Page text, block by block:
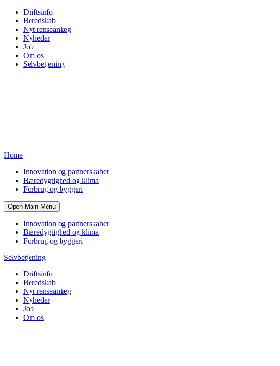
Driftsinfo
Beredskab
Nyt renseanlæg
Nyheder
Job
Om os
Selvbetjening
Home
Innovation og partnerskaber
Bæredygtighed og klima
Forbrug og byggeri
Open Main Menu
Innovation og partnerskaber
Bæredygtighed og klima
Forbrug og byggeri
Selvbetjening
Driftsinfo
Beredskab
Nyt renseanlæg
Nyheder
Job
Om os